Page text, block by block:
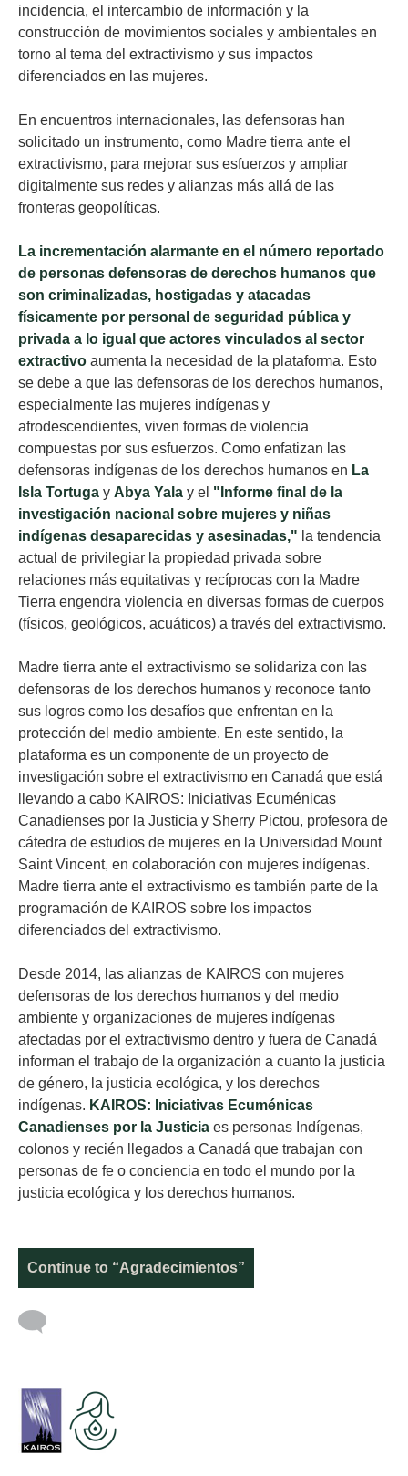
incidencia, el intercambio de información y la
construcción de movimientos sociales y ambientales en
torno al tema del extractivismo y sus impactos
diferenciados en las mujeres.
En encuentros internacionales, las defensoras han
solicitado un instrumento, como Madre tierra ante el
extractivismo, para mejorar sus esfuerzos y ampliar
digitalmente sus redes y alianzas más allá de las
fronteras geopolíticas.
La incrementación alarmante en el número reportado
de personas defensoras de derechos humanos que
son criminalizadas, hostigadas y atacadas
físicamente por personal de seguridad pública y
privada a lo igual que actores vinculados al sector
extractivo aumenta la necesidad de la plataforma. Esto
se debe a que las defensoras de los derechos humanos,
especialmente las mujeres indígenas y
afrodescendientes, viven formas de violencia
compuestas por sus esfuerzos. Como enfatizan las
defensoras indígenas de los derechos humanos en La
Isla Tortuga y Abya Yala y el "Informe final de la
investigación nacional sobre mujeres y niñas
indígenas desaparecidas y asesinadas," la tendencia
actual de privilegiar la propiedad privada sobre
relaciones más equitativas y recíprocas con la Madre
Tierra engendra violencia en diversas formas de cuerpos
(físicos, geológicos, acuáticos) a través del extractivismo.
Madre tierra ante el extractivismo se solidariza con las
defensoras de los derechos humanos y reconoce tanto
sus logros como los desafíos que enfrentan en la
protección del medio ambiente. En este sentido, la
plataforma es un componente de un proyecto de
investigación sobre el extractivismo en Canadá que está
llevando a cabo KAIROS: Iniciativas Ecuménicas
Canadienses por la Justicia y Sherry Pictou, profesora de
cátedra de estudios de mujeres en la Universidad Mount
Saint Vincent, en colaboración con mujeres indígenas.
Madre tierra ante el extractivismo es también parte de la
programación de KAIROS sobre los impactos
diferenciados del extractivismo.
Desde 2014, las alianzas de KAIROS con mujeres
defensoras de los derechos humanos y del medio
ambiente y organizaciones de mujeres indígenas
afectadas por el extractivismo dentro y fuera de Canadá
informan el trabajo de la organización a cuanto la justicia
de género, la justicia ecológica, y los derechos
indígenas. KAIROS: Iniciativas Ecuménicas
Canadienses por la Justicia es personas Indígenas,
colonos y recién llegados a Canadá que trabajan con
personas de fe o conciencia en todo el mundo por la
justicia ecológica y los derechos humanos.
Continue to “Agradecimientos”